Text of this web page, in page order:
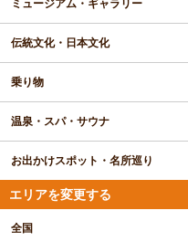
ミュージアム・ギャラリー
伝統文化・日本文化
乗り物
温泉・スパ・サウナ
お出かけスポット・名所巡り
エリアを変更する
全国